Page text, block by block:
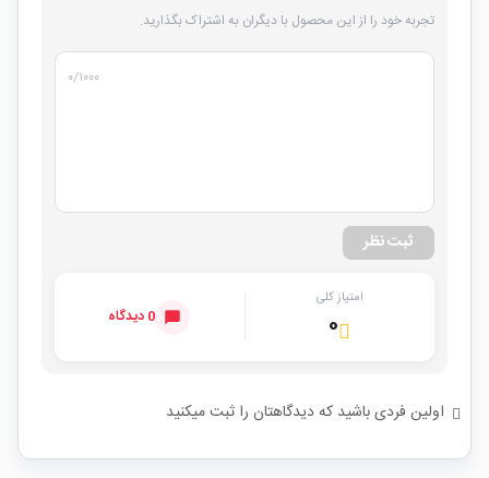
تجربه خود را از این محصول با دیگران به اشتراک بگذارید.
۰/۱۰۰۰
ثبت نظر
امتیاز کلی
۰ 0 دیدگاه
اولین فردی باشید که دیدگاهتان را ثبت میکنید